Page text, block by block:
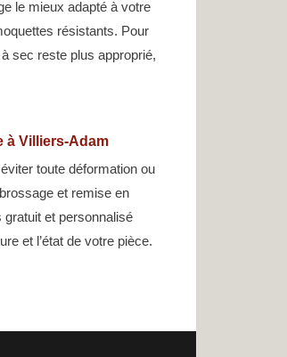
le mieux adapté à votre
résistants. Pour
sec reste plus approprié,
à Villiers-Adam
toute déformation ou
et remise en
et personnalisé
et l’état de votre pièce.